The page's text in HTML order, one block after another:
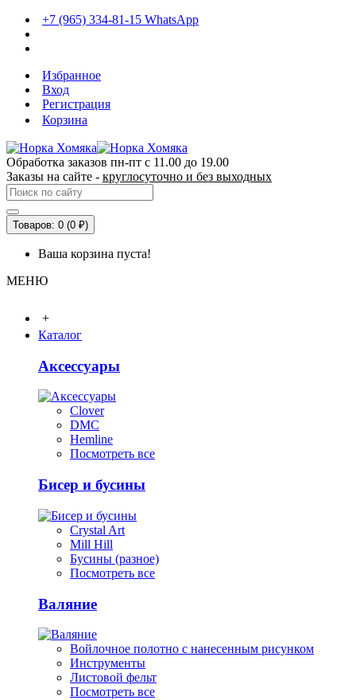
+7 (965) 334-81-15 WhatsApp
Избранное
Вход
Регистрация
Корзина
Обработка заказов пн-пт с 11.00 до 19.00
Заказы на сайте - круглосуточно и без выходных
Товаров: 0 (0 ₽)
Ваша корзина пуста!
МЕНЮ
+
Каталог
Аксессуары
Clover
DMC
Hemline
Посмотреть все
Бисер и бусины
Crystal Art
Mill Hill
Бусины (разное)
Посмотреть все
Валяние
Войлочное полотно с нанесенным рисунком
Инструменты
Листовой фельт
Посмотреть все